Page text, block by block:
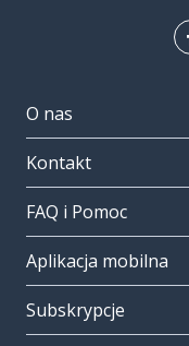
O nas
Kontakt
FAQ i Pomoc
Aplikacja mobilna
Subskrypcje